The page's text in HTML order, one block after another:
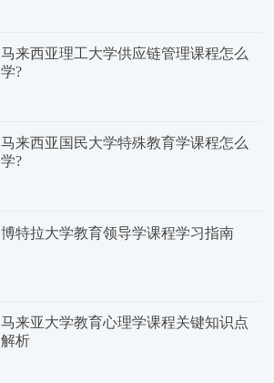
马来西亚理工大学供应链管理课程怎么
学?
马来西亚国民大学特殊教育学课程怎么
学?
博特拉大学教育领导学课程学习指南
马来亚大学教育心理学课程关键知识点
解析